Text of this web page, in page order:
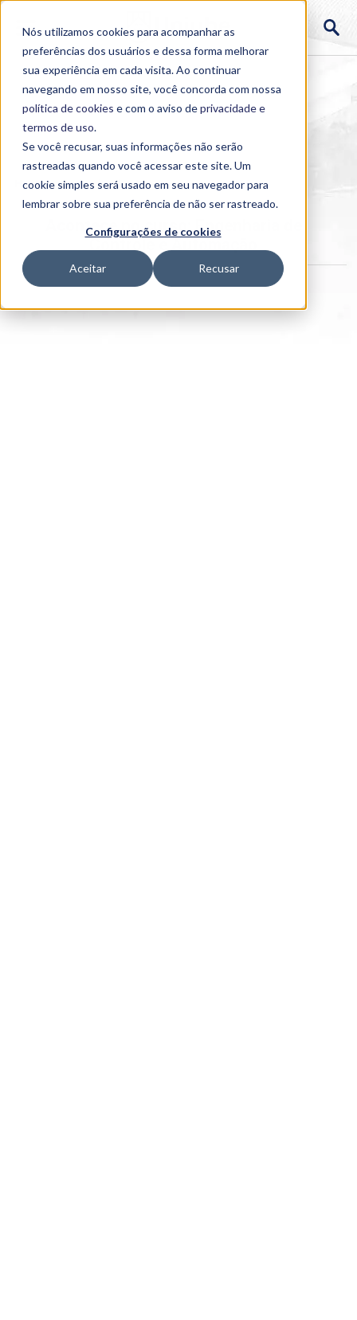
Nós utilizamos cookies para acompanhar as
preferências dos usuários e dessa forma melhorar
sua experiência em cada visita. Ao continuar
navegando em nosso site, você concorda com nossa
política de cookies e com o aviso deprivacidade e
termos de uso.
Se você recusar, suas informações não serão
rastreadas quando você acessar este site. Um
cookie simples será usado em seu navegador para
lembrar sobre sua preferência de não ser rastreado.
Configurações de cookies
Aceitar Recusar
Home > Institucional >Acontece
Acontece no curso: Engenharia de